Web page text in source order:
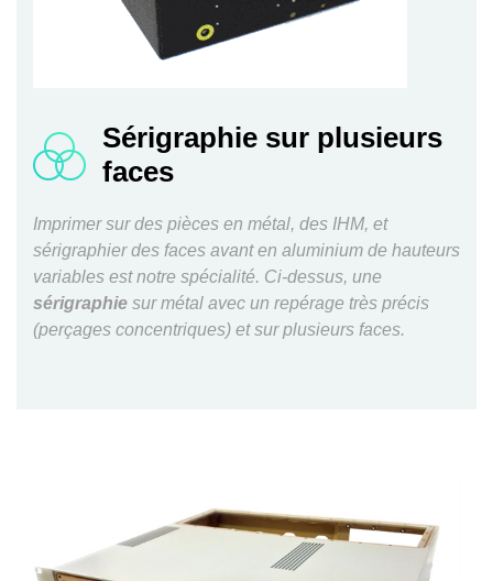
Sérigraphie sur plusieurs
faces
Imprimer sur des pièces en métal, des IHM, et
sérigraphier des faces avant en aluminium de hauteurs
variables est notre spécialité. Ci-dessus, une
sérigraphie sur métal avec un repérage très précis
(perçages concentriques) et sur plusieurs faces.